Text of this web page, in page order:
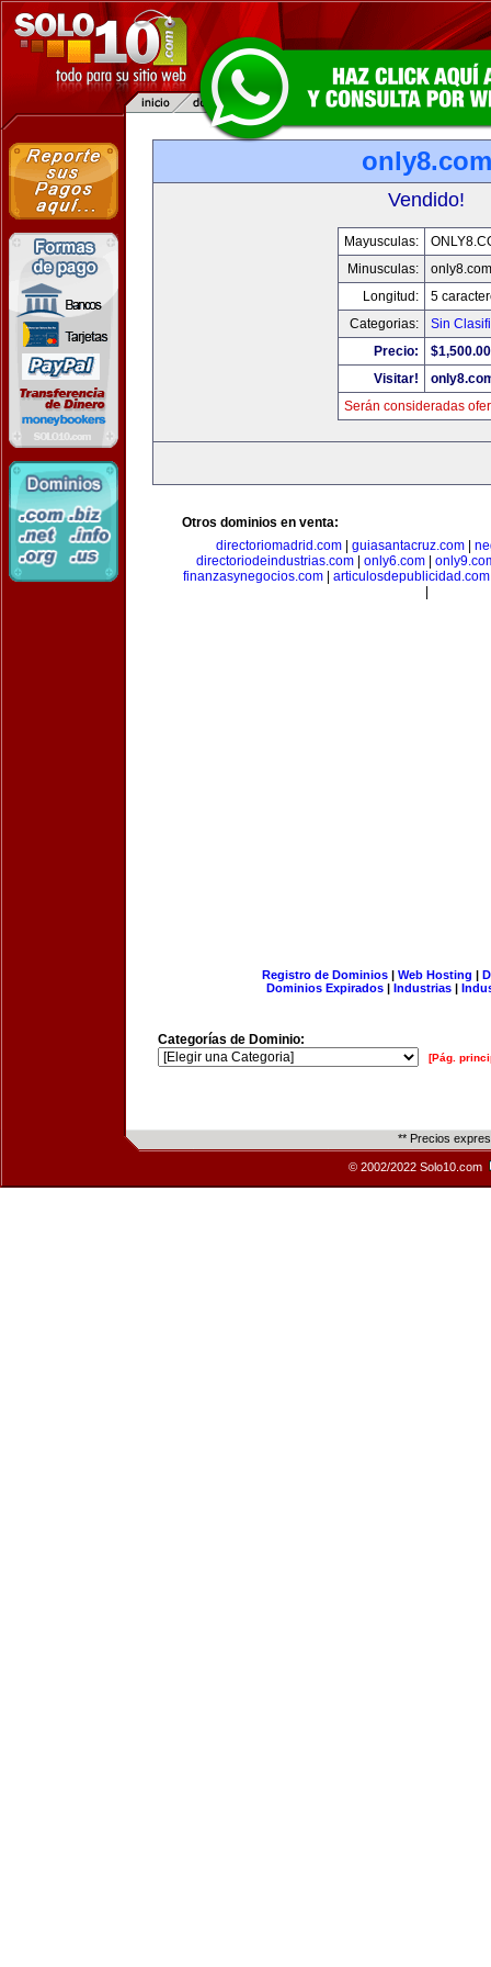
only8.com
Vendido!
Mayusculas:
Minusculas:
only8.com
Longitud:
5
Categorias:
Sin
Precio:
$1,500.00
Visitar!
Serán consideradas
Otros dominios en venta:
directoriomadrid.com| guiasantacruz.com|
directoriodeindustrias.com| only6.com|
finanzasynegocios.com| articulosdepublicidad.com
Registro de Dominios| Web Hosting |
Dominios Expirados | Industrias |
Categorías de Dominio:
[Pág.
** Precios
© 2002/2022 Solo10.com